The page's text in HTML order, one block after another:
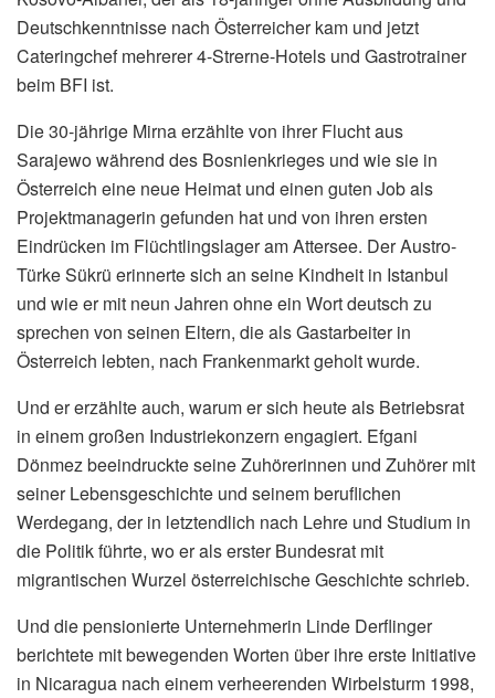
Deutschkenntnisse nach Österreicher kam und jetzt
Cateringchef mehrerer 4-Strerne-Hotels und Gastrotrainer
beim BFI ist.
Die 30-jährige Mirna erzählte von ihrer Flucht aus
Sarajewo während des Bosnienkrieges und wie sie in
Österreich eine neue Heimat und einen guten Job als
Projektmanagerin gefunden hat und von ihren ersten
Eindrücken im Flüchtlingslager am Attersee. Der Austro-
Türke Sükrü erinnerte sich an seine Kindheit in Istanbul
und wie er mit neun Jahren ohne ein Wort deutsch zu
sprechen von seinen Eltern, die als Gastarbeiter in
Österreich lebten, nach Frankenmarkt geholt wurde.
Und er erzählte auch, warum er sich heute als Betriebsrat
in einem großen Industriekonzern engagiert. Efgani
Dönmez beeindruckte seine Zuhörerinnen und Zuhörer mit
seiner Lebensgeschichte und seinem beruflichen
Werdegang, der in letztendlich nach Lehre und Studium in
die Politik führte, wo er als erster Bundesrat mit
migrantischen Wurzel österreichische Geschichte schrieb.
Und die pensionierte Unternehmerin Linde Derflinger
berichtete mit bewegenden Worten über ihre erste Initiative
in Nicaragua nach einem verheerenden Wirbelsturm 1998,